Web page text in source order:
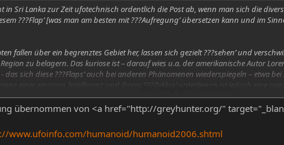
in Sri Lanka zur Zeit ufotechnisch ordentlich die Post ab, wenn man sich die
???Flap’ [was man am besten mit ???Aufregung’ übersetzen kann und im
fallen über ein begrenztes Gebiet her, lassen sich gezielt ???sehen’ und
zu belagern. Das kuriose ist – darauf wies u.a. der amerikanische Autor
sich diese ???Flaps’ auch bei anderen Phänomenen wiederspiegeln – etwa
einer einzigen Intelligenz und ihrem ???Zyklus’ unterliegen ist jedoch eine
Bei Nabada, nahe Kalatura, gelegen im westlichen Sri Lanka, ereigneten sich
in einem Wald und ein neun Jahre altes Mädchen entdeckte ein kleines
nach einer Entführung klingt. Die Wesen wurden alle als durchgehend
übernommen von <a href="http://greyhunter.org/"
www.ufoinfo.com/humanoid/humanoid2006.shtml